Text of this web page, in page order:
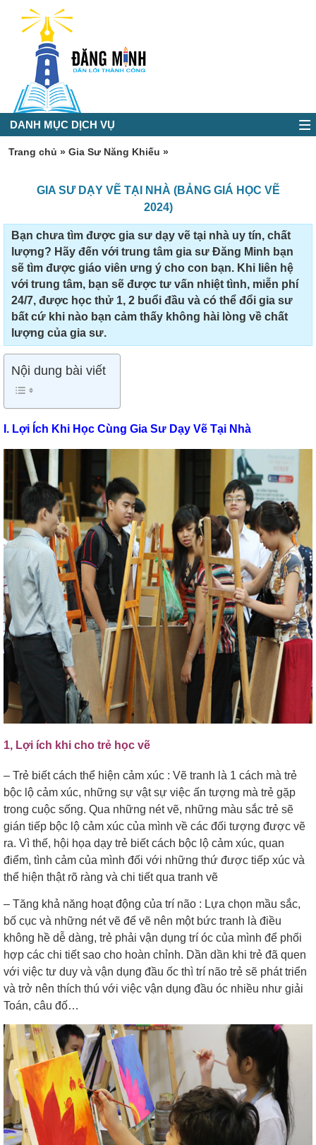
DANH MỤC DỊCH VỤ
Trang chủ » Gia Sư Năng Khiếu »
GIA SƯ DẠY VẼ TẠI NHÀ (BẢNG GIÁ HỌC VẼ
2024)
Bạn chưa tìm được gia sư dạy vẽ tại nhà uy tín, chất
lượng? Hãy đến với trung tâm gia sư Đăng Minh bạn
sẽ tìm được giáo viên ưng ý cho con bạn. Khi liên hệ
với trung tâm, bạn sẽ được tư vấn nhiệt tình, miễn phí
24/7, được học thử 1, 2 buổi đầu và có thể đổi gia sư
bất cứ khi nào bạn cảm thấy không hài lòng về chất
lượng của gia sư.
Nội dung bài viết
I. Lợi Ích Khi Học Cùng Gia Sư Dạy Vẽ Tại Nhà
1, Lợi ích khi cho trẻ học vẽ
– Trẻ biết cách thể hiện cảm xúc : Vẽ tranh là 1 cách mà trẻ
bộc lộ cảm xúc, những sự vật sự việc ấn tượng mà trẻ gặp
trong cuộc sống. Qua những nét vẽ, những màu sắc trẻ sẽ
gián tiếp bộc lộ cảm xúc của mình về các đối tượng được vẽ
ra. Vì thế, hội họa dạy trẻ biết cách bộc lộ cảm xúc, quan
điểm, tình cảm của mình đối với những thứ được tiếp xúc và
thể hiện thật rõ ràng và chi tiết qua tranh vẽ
– Tăng khả năng hoạt động của trí não : Lựa chọn mầu sắc,
bố cục và những nét vẽ để vẽ nên một bức tranh là điều
không hề dễ dàng, trẻ phải vận dụng trí óc của mình để phối
hợp các chi tiết sao cho hoàn chỉnh. Dần dần khi trẻ đã quen
với việc tư duy và vận dụng đầu ốc thì trí não trẻ sẽ phát triển
và trở nên thích thú với việc vận dụng đầu óc nhiều như giải
Toán, câu đố…